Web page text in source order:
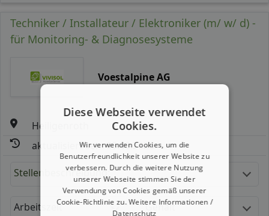
Techniker / Installateur / Elektroniker (m/ w/ d) -
für Monitoring- & Diagnosesysteme
Voestalpine AG
Heiligenroth
aktualisiert seit: 05.08.2026
Stellenbeschreibung:
Arbeitszeit Gehalt
Diese Webseite verwendet
Cookies.
Wir verwenden Cookies, um die
Benutzerfreundlichkeit unserer Website zu
verbessern. Durch die weitere Nutzung
unserer Webseite stimmen Sie der
Verwendung von Cookies gemäß unserer
Cookie-Richtlinie zu.Weitere Informationen /
Datenschutz